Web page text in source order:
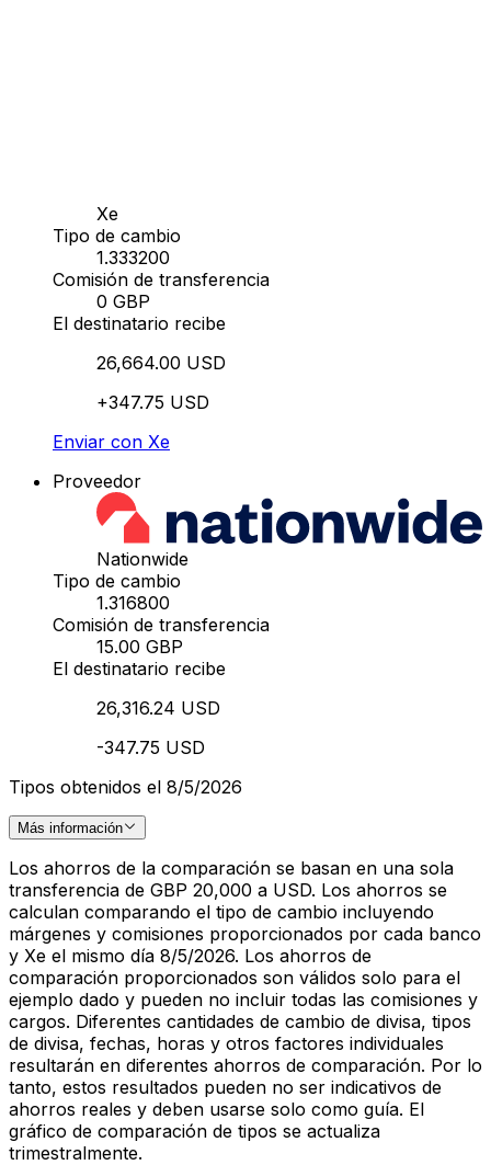
Xe
Tipo de cambio
1.333200
Comisión de transferencia
0 GBP
El destinatario recibe
26,664.00 USD
+347.75 USD
Enviar con Xe
Proveedor
Nationwide
Tipo de cambio
1.316800
Comisión de transferencia
15.00 GBP
El destinatario recibe
26,316.24 USD
-347.75 USD
Tipos obtenidos el 8/5/2026
Más información
Los ahorros de la comparación se basan en una sola
transferencia de GBP 20,000 a USD. Los ahorros se
calculan comparando el tipo de cambio incluyendo
márgenes y comisiones proporcionados por cada banco
y Xe el mismo día 8/5/2026. Los ahorros de
comparación proporcionados son válidos solo para el
ejemplo dado y pueden no incluir todas las comisiones y
cargos. Diferentes cantidades de cambio de divisa, tipos
de divisa, fechas, horas y otros factores individuales
resultarán en diferentes ahorros de comparación. Por lo
tanto, estos resultados pueden no ser indicativos de
ahorros reales y deben usarse solo como guía. El
gráfico de comparación de tipos se actualiza
trimestralmente.